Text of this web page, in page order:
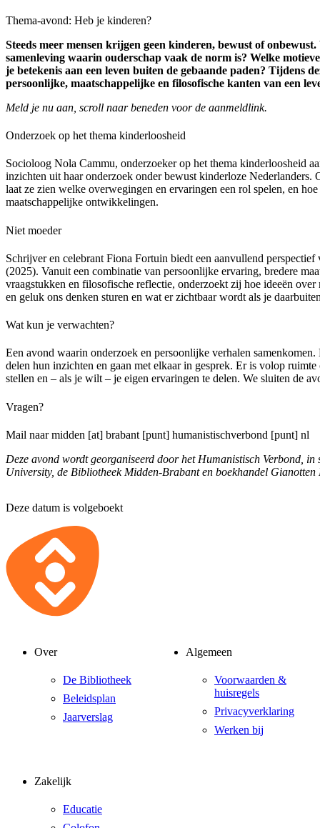
Thema-avond: Heb je kinderen?
Steeds meer mensen krijgen geen kinderen, bewust of
samenleving waarin ouderschap vaak de norm is? Welke
je betekenis aan een leven buiten de gebaande paden? Tijdens
persoonlijke, maatschappelijke en filosofische kanten van een
Meld je nu aan, scroll naar beneden voor de aanmeldlink.
Onderzoek op het thema kinderloosheid
Socioloog Nola Cammu, onderzoeker op het thema kinderloosheid
inzichten uit haar onderzoek onder bewust kinderloze Nederlanders.
laat ze zien welke overwegingen en ervaringen een rol spelen, en
maatschappelijke ontwikkelingen.
Niet moeder
Schrijver en celebrant Fiona Fortuin biedt een aanvullend
(2025). Vanuit een combinatie van persoonlijke ervaring, bredere
vraagstukken en filosofische reflectie, onderzoekt zij hoe ideeën
en geluk ons denken sturen en wat er zichtbaar wordt als je
Wat kun je verwachten?
Een avond waarin onderzoek en persoonlijke verhalen
delen hun inzichten en gaan met elkaar in gesprek. Er is volop ruimte
stellen en – als je wilt – je eigen ervaringen te delen. We sluiten de
Vragen?
Mail naarmidden [at] brabant [punt] humanistischverbond [punt] nl
Deze avond wordt georganiseerd door het Humanistisch Verbond,
University, de Bibliotheek Midden-Brabant en boekhandel Gianotten
Deze datum is volgeboekt
Over
De Bibliotheek
Beleidsplan
Jaarverslag
Algemeen
Voorwaarden &
huisregels
Privacyverklaring
Werken bij
Zakelijk
Educatie